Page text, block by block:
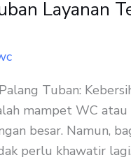
Layanan
Tuban:
mampet WC
besar. Namun,
perlu khawatir